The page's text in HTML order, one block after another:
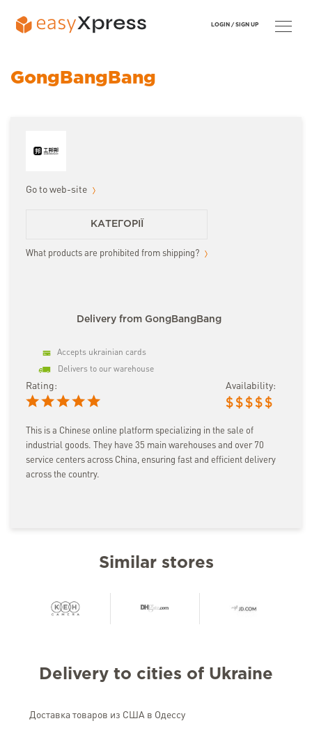
GongBangBang
Go to web-site
КАТЕГОРІЇ
What products are prohibited from shipping?
Delivery from GongBangBang
Accepts ukrainian cards
Delivers to our warehouse
Rating: Availability:
$ $ $ $ $
This is a Chinese online platform specializing in the sale of
industrial goods. They have 35 main warehouses and over 70
service centers across China, ensuring fast and efficient delivery
across the country.
Similar stores
Delivery to cities of Ukraine
Доставка товаров из США в Одессу
LOGIN / SIGN UP